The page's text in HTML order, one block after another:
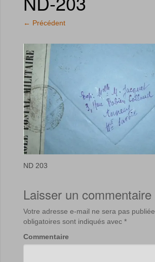
← Précédent
ND 203
Laisser un commentaire
Votre adresse e-mail ne sera pas publiée.
obligatoires sont indiqués avec *
Commentaire